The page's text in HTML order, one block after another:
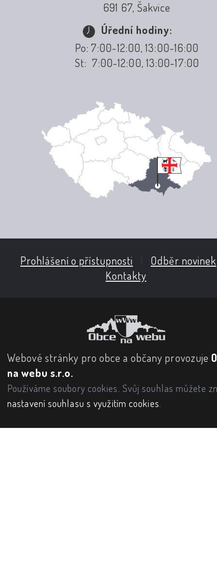
691 67, Šakvice
Úřední hodiny:
Po: 7:00-12:00, 13:00-16:00
St: 7:00-12:00, 13:00-17:00
Prohlášení o přístupnosti Odběr novinek
Kontakty
Webové stránky pro obce a občany provozuje
na webu s.r.o.
Používáme soubory cookies. Svůj souhlas můžete
nastavení souhlasu s využitím cookies.